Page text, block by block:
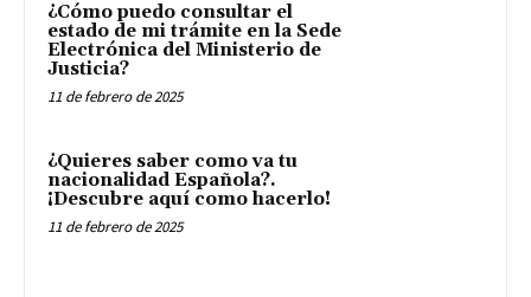
¿Cómo puedo consultar el
estado de mi trámite en la Sede
Electrónica del Ministerio de
Justicia?
11 de febrero de 2025
¿Quieres saber como va tu
nacionalidad Española?.
¡Descubre aquí como hacerlo!
11 de febrero de 2025